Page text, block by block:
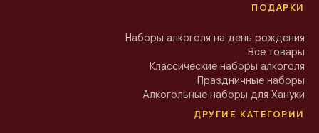
ПОДАРКИ
Наборы алкоголя на день рождения
Все товары
Классические наборы алкоголя
Праздничные наборы
Алкогольные наборы для Хануки
ДРУГИЕ КАТЕГОРИИ